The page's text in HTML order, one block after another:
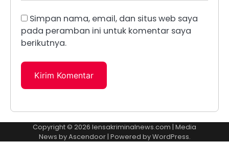
Simpan nama, email, dan situs web saya
pada peramban ini untuk komentar saya
berikutnya.
Copyright © 2026 lensakriminalnews.com | Media
News byAscendoor| Powered byWordPress.